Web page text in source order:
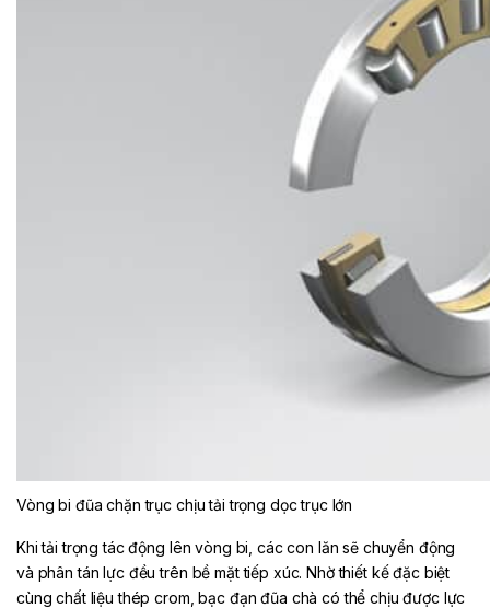
Vòng bi đũa chặn trục chịu tải trọng dọc trục lớn
Khi tải trọng tác động lên vòng bi, các con lăn sẽ chuyển động
và phân tán lực đều trên bề mặt tiếp xúc. Nhờ thiết kế đặc biệt
cùng chất liệu thép crom, bạc đạn đũa chà có thể chịu được lực